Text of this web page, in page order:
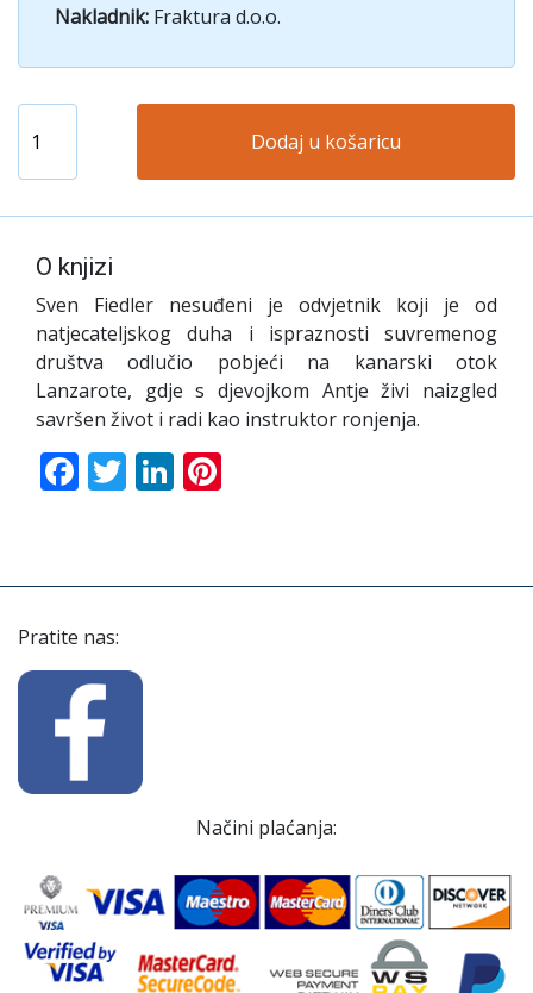
Nakladnik: Fraktura d.o.o.
Dodaj u košaricu
O knjizi
Sven Fiedler nesuđeni je odvjetnik koji je od
natjecateljskog duha i ispraznosti suvremenog
društva odlučio pobjeći na kanarski otok
Lanzarote, gdje s djevojkom Antje živi naizgled
savršen život i radi kao instruktor ronjenja.
Facebook
TwitterLinkedIn
Pratite nas:
Načini plaćanja: